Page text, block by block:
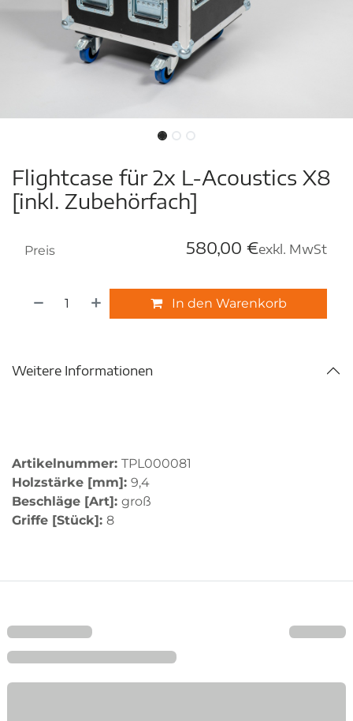
Flightcase für 2x L-Acoustics X8
[inkl. Zubehörfach]
In den Warenkorb
Preis 580,00 €exkl. MwSt
Weitere Informationen
Artikelnummer: TPL000081
Holzstärke [mm]: 9,4
Beschläge [Art]: groß
Griffe [Stück]: 8